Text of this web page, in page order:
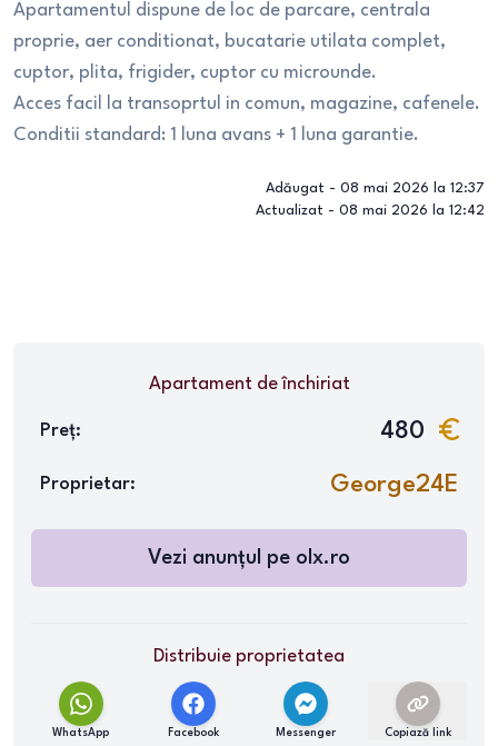
Apartamentul dispune de loc de parcare, centrala
proprie, aer conditionat, bucatarie utilata complet,
cuptor, plita, frigider, cuptor cu microunde.
Acces facil la transoprtul in comun, magazine, cafenele.
Conditii standard: 1 luna avans + 1 luna garantie.
Adăugat - 08 mai 2026 la 12:37
Actualizat - 08 mai 2026 la 12:42
Apartamentde închiriat
Preț: 480
Proprietar: George24E
Vezi anunțul pe olx.ro
Distribuie proprietatea
WhatsApp Facebook Messenger Copiază link